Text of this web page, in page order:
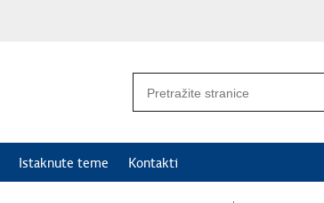
Istaknute teme Kontakti